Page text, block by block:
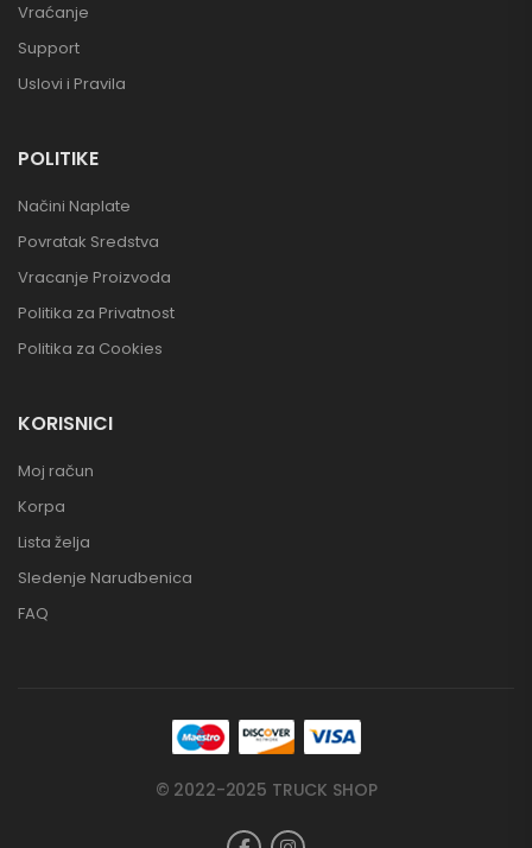
Vraćanje
Support
Uslovi i Pravila
POLITIKE
Načini Naplate
Povratak Sredstva
Vracanje Proizvoda
Politika za Privatnost
Politika za Cookies
KORISNICI
Moj račun
Korpa
Lista želja
Sledenje Narudbenica
FAQ
© 2022-2025 TRUCK SHOP